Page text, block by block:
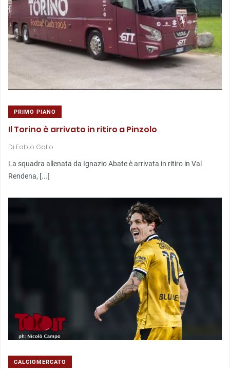
PRIMO PIANO
Il Torino è arrivato in ritiro a Pinzolo
Di Fabio Gallo
La squadra allenata da Ignazio Abate è arrivata in ritiro in Val
Rendena, [...]
CALCIOMERCATO